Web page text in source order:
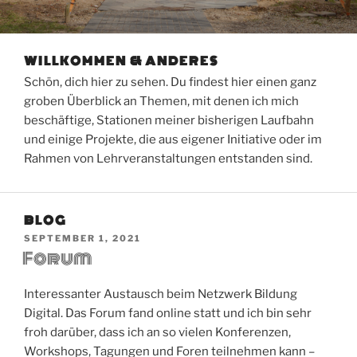
WILLKOMMEN & ANDERES
Schön, dich hier zu sehen. Du findest hier einen ganz
groben Überblick an Themen, mit denen ich mich
beschäftige, Stationen meiner bisherigen Laufbahn
und einige Projekte, die aus eigener Initiative oder im
Rahmen von Lehrveranstaltungen entstanden sind.
BLOG
VERÖFFENTLICHT
AM
SEPTEMBER 1, 2021
Forum
Interessanter Austausch beim Netzwerk Bildung
Digital. Das Forum fand online statt und ich bin sehr
froh darüber, dass ich an so vielen Konferenzen,
Workshops, Tagungen und Foren teilnehmen kann –